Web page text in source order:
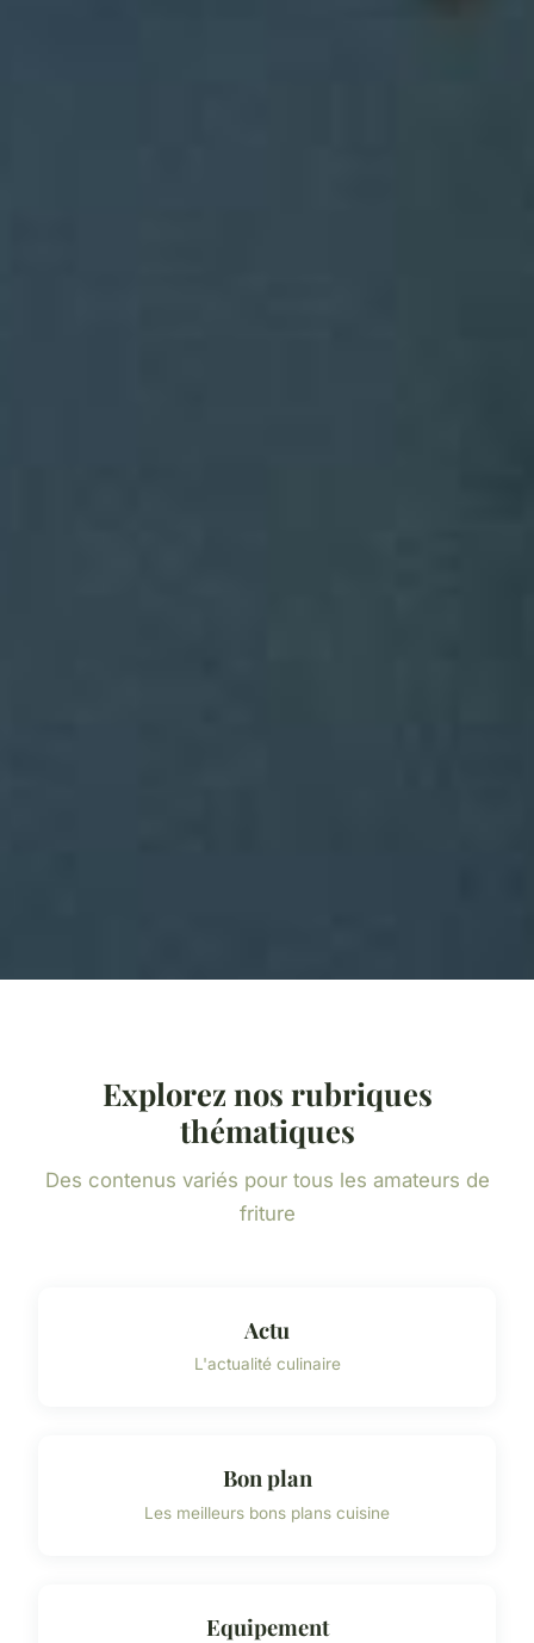
Explorez nos rubriques
thématiques
Des contenus variés pour tous les amateurs de
friture
Actu
L'actualité culinaire
Bon plan
Les meilleurs bons plans cuisine
Equipement